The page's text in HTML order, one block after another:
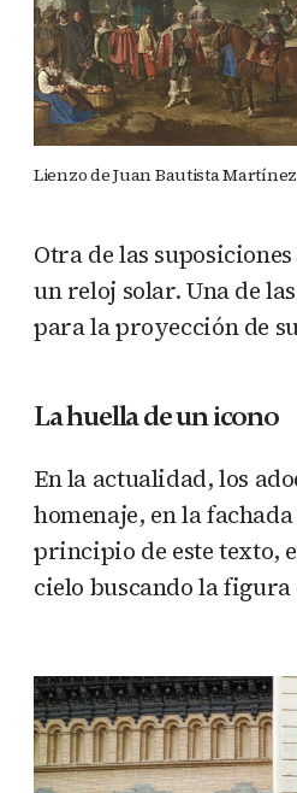
Lienzo de Juan Bautista
Otra de las
un reloj solar. Una de
para la proyección de
La huella de un icono
En la actualidad, los
homenaje, en la
principio de este texto,
cielo buscando la